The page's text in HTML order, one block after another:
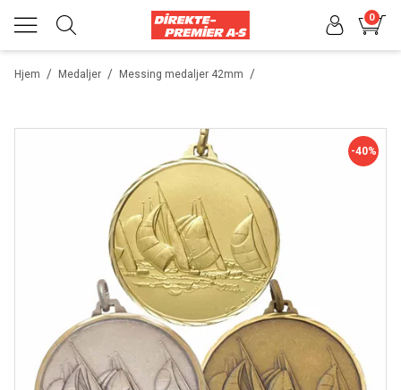
0
/
Hjem /
Medaljer /
Messing medaljer 42mm
-40%